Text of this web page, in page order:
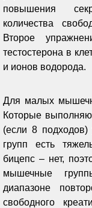
повышения
количества
Второе
тестостерона в
и ионов водорода.
Для малых
Которые
(если 8
групп есть
бицепс – нет,
мышечные
диапазоне
свободного